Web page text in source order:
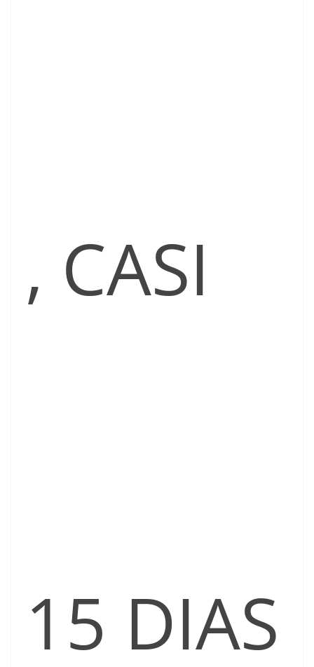
, CASI
15 DIAS